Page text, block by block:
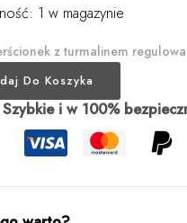
1 w magazynie
z turmalinem
Do Koszyka
Szybkie i w 100%